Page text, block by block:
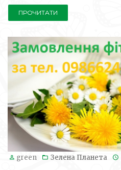
ПРОЧИТАТИ
green Зелена Планета